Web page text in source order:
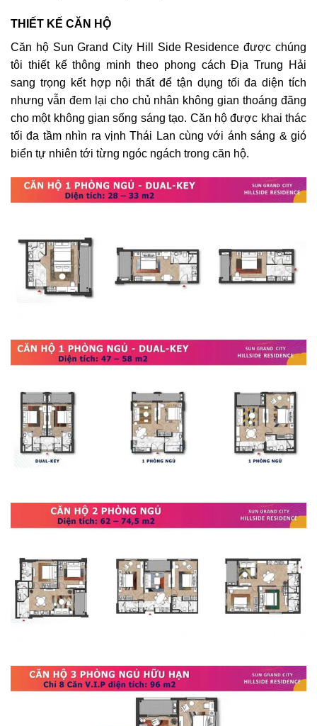
THIẾT KẾ CĂN HỘ
Căn hộ Sun Grand City Hill Side Residence được chúng
tôi thiết kế thông minh theo phong cách Địa Trung Hải
sang trọng kết hợp nội thất để tận dụng tối đa diện tích
nhưng vẫn đem lại cho chủ nhân không gian thoáng đãng
cho một không gian sống sáng tạo. Căn hộ được khai thác
tối đa tầm nhìn ra vịnh Thái Lan cùng với ánh sáng & gió
biển tự nhiên tới từng ngóc ngách trong căn hộ.